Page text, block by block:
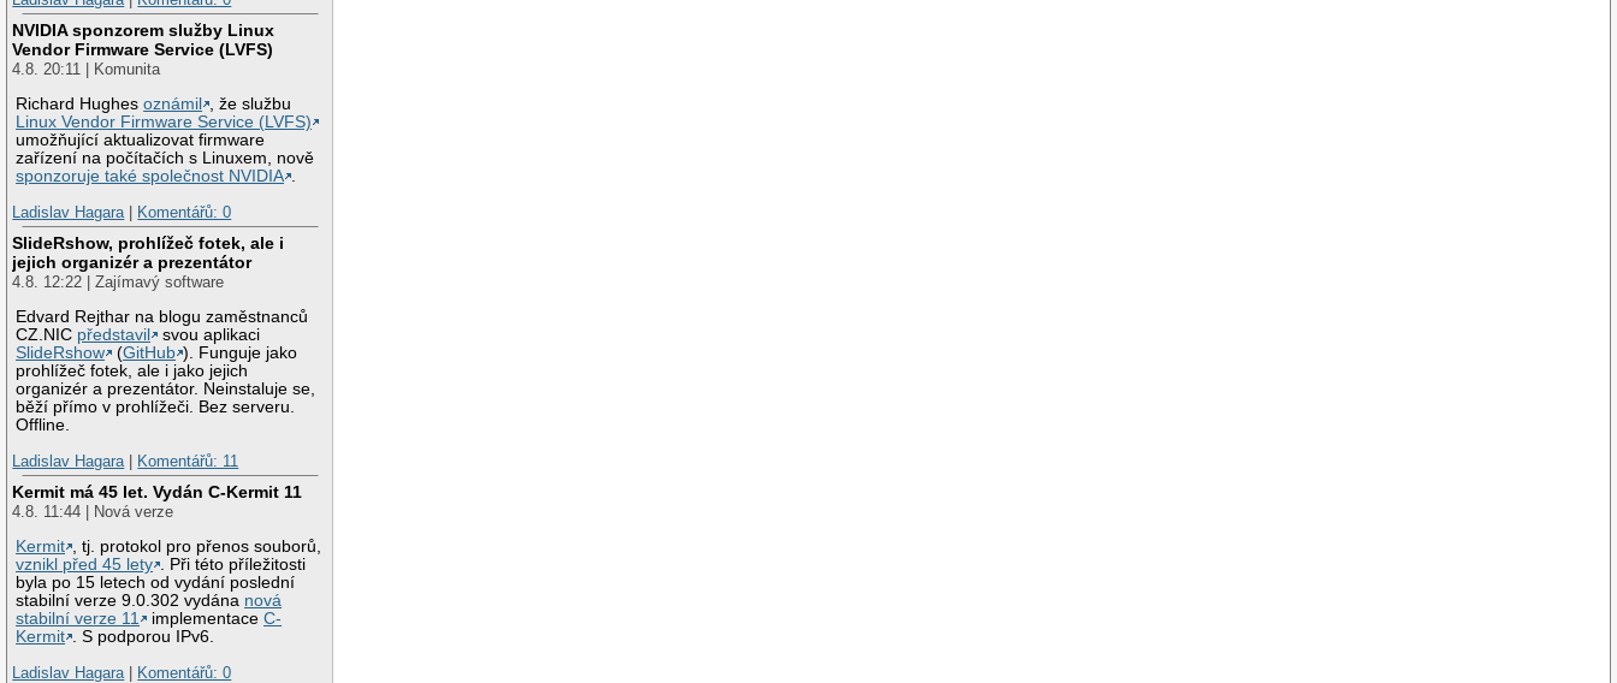
NVIDIA sponzorem služby Linux
Vendor Firmware Service (LVFS)
4.8. 20:11 | Komunita
Richard Hughesoznámil
, že službu
Linux Vendor Firmware Service (LVFS)
umožňující aktualizovat firmware
zařízení na počítačích s Linuxem, nově
sponzoruje také společnost NVIDIA .
Ladislav Hagara | Komentářů: 0
SlideRshow, prohlížeč fotek, ale i
jejich organizér a prezentátor
4.8. 12:22 | Zajímavý software
Edvard Rejthar na blogu zaměstnanců
CZ.NIC představil
svou aplikaci
SlideRshow
(GitHub ). Funguje jako
prohlížeč fotek, ale i jako jejich
organizér a prezentátor. Neinstaluje se,
běží přímo v prohlížeči. Bez serveru.
Offline.
Ladislav Hagara | Komentářů: 11
Kermit má 45 let. Vydán C-Kermit 11
4.8. 11:44 | Nová verze
Kermit , tj. protokol pro přenos souborů,
vznikl před 45 lety . Při této příležitosti
byla po 15 letech od vydání poslední
stabilní verze 9.0.302 vydána nová
stabilní verze 11
implementaceC-
Kermit . S podporou IPv6.
Ladislav Hagara | Komentářů: 0